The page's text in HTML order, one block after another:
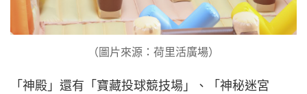
（圖片來源：荷里活廣場）
「神殿」還有「寶藏投球競技場」、「神秘迷宮